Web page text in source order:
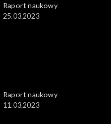
Raport naukowy
25.03.2023
Raport naukowy
11.03.2023